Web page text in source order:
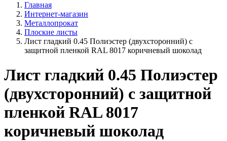
Главная
Интернет-магазин
Металлопрокат
Плоские листы
Лист гладкий 0.45 Полиэстер (двухсторонний) с
защитной пленкой RAL 8017 коричневый шоколад
Лист гладкий 0.45 Полиэстер
(двухсторонний) с защитной
пленкой RAL 8017
коричневый шоколад